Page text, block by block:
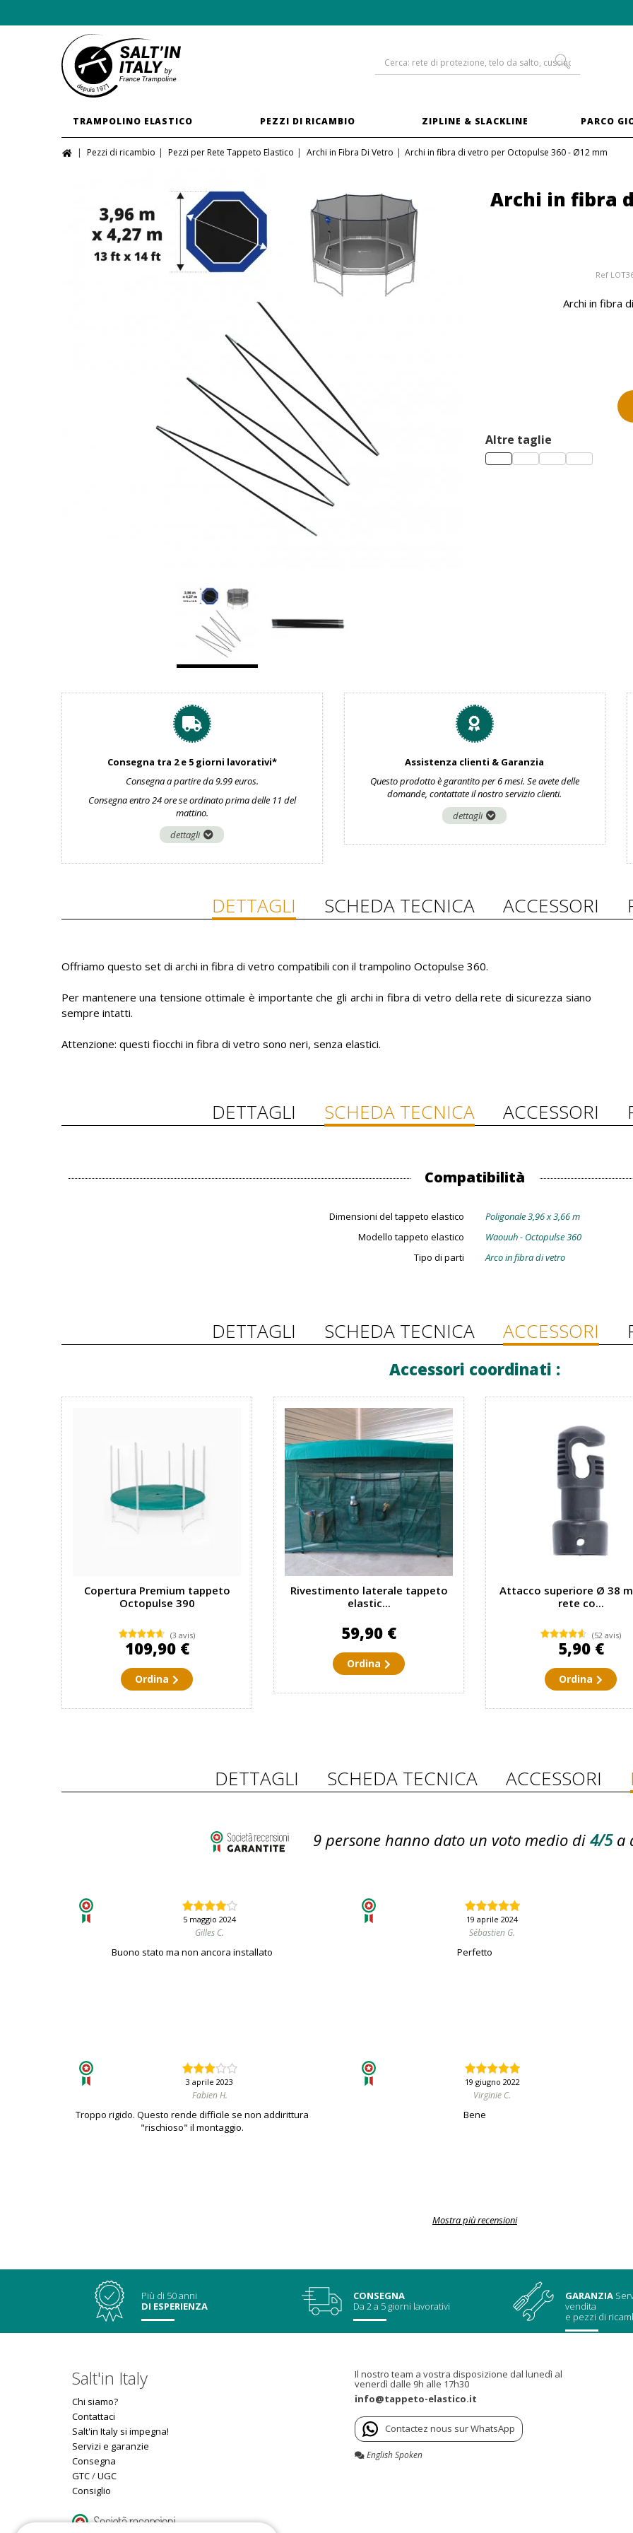
TRAMPOLINO ELASTICO PEZZI DI RICAMBIO ZIPLINE & SLACKLINE PARCO
Pezzi di ricambio Pezzi per Rete Tappeto Elastico Archi in Fibra Di Vetro Archi in fibra di vetro per Octopulse 360 - Ø12 mm
Archi in fibra
Ref
Archi in fibra
Altre taglie
Consegna tra 2 e 5 giorni lavorativi*
Consegna a partire da 9.99 euros.
Consegna entro 24 ore se ordinato prima delle 11 del
mattino.
dettagli
Assistenza clienti & Garanzia
Questo prodotto è garantito per 6 mesi. Se avete delle
domande, contattate il nostro servizio clienti.
dettagli
DETTAGLI SCHEDA TECNICA ACCESSORI
Offriamo questo set di archi in fibra di vetro compatibili con il trampolino Octopulse 360.
Per mantenere una tensione ottimale è importante che gli archi in fibra di vetro della rete di sicurezza siano
sempre intatti.
Attenzione: questi fiocchi in fibra di vetro sono neri, senza elastici.
DETTAGLI SCHEDA TECNICA ACCESSORI
Compatibilità
Dimensioni del tappeto elastico
Poligonale 3,96 x 3,66 m
Modello tappeto elastico
Waouuh - Octopulse 360
Tipo di parti
Arco in fibra di vetro
DETTAGLI SCHEDA TECNICA ACCESSORI
Accessori coordinati :
Copertura Premium tappeto
Octopulse 390
(3 avis)
109,90 €
Ordina
Rivestimento laterale tappeto
elastic...
59,90 €
Ordina
Attacco superiore Ø 38
rete co...
(52 avis)
5,90 €
Ordina
DETTAGLI SCHEDA TECNICA ACCESSORI
9persone hanno dato un voto medio di4/5 a
5 maggio 2024
Gilles C.
Buono stato ma non ancora installato
19 aprile 2024
Sébastien G.
Perfetto
3 aprile 2023
Fabien H.
Troppo rigido. Questo rende difficile se non addirittura
"rischioso" il montaggio.
19 giugno 2022
Virginie C.
Bene
Mostra più recensioni
Più di 50 anni
DI ESPERIENZA
CONSEGNA
Da 2 a 5 giorni lavorativi
GARANZIA
vendita
e pezzi di
Salt'in Italy
Chi siamo?
Contattaci
Salt'in Italy si impegna!
Servizi e garanzie
Consegna
GTC/UGC
Consiglio
Il nostro team a vostra disposizione dal lunedì al
venerdì dalle 9h alle 17h30
info@tappeto-elastico.it
Contactez nous sur WhatsApp
English Spoken